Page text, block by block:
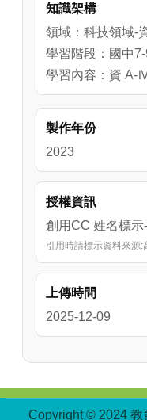
知識架構
領域：科技領域-
學習階段：國中
學習內容：資 A-
製作年份
2023
授權資訊
創用CC 姓名標
引用時請標示資料來源:
上傳時間
2025-12-09
Copyright © 2024 教